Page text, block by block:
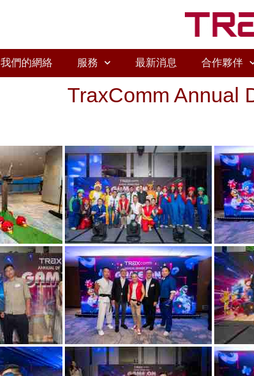
我們的網絡 服務 最新消息 合作夥伴
TraxComm Annual